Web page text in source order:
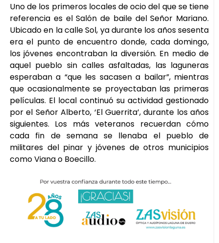
Uno de los primeros locales de ocio del que se tiene
referencia es el Salón de baile del Señor Mariano.
Ubicado en la calle Sol, ya durante los años sesenta
era el punto de encuentro donde, cada domingo,
los jóvenes encontraban la diversión. En medio de
aquel pueblo sin calles asfaltadas, las laguneras
esperaban a “que les sacasen a bailar”, mientras
que ocasionalmente se proyectaban las primeras
películas. El local continuó su actividad gestionado
por el Señor Alberto, ‘El Guerrita’, durante los años
siguientes. Los más veteranos recuerdan cómo
cada fin de semana se llenaba el pueblo de
militares del pinar y jóvenes de otros municipios
como Viana o Boecillo.